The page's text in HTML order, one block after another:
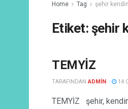
Home Tag şehir
Etiket: şehir
ŞIIRLER
TEMYİZ
TARAFINDAN ADMIN 14
TEMYİZ şehir,